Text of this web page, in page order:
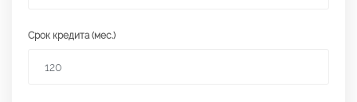
Срок кредита (мес.)